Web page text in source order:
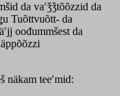
da vaʹǯǯtõõzzid da
Tuõttvuõtt- da
oođummšest da
näkam teeʹmid: